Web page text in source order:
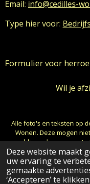
Deze website maakt
uw ervaring te
gemaakte
‘Accepteren’ te
Email: info@cedilles-
Type hier voor:
Formulier voor
Wil je
Alle foto's en teksten op
Wonen. Deze mogen
gepubliceerd, aangepast
zonder
© 2024 - 2026
Powered byJouwWeb